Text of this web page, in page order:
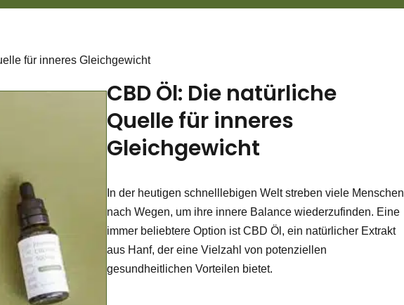
für inneres Gleichgewicht
CBD Öl: Die natürliche
Quelle für inneres
Gleichgewicht
In der heutigen schnelllebigen Welt streben viele Menschen
nach Wegen, um ihre innere Balance wiederzufinden. Eine
immer beliebtere Option ist CBD Öl, ein natürlicher Extrakt
aus Hanf, der eine Vielzahl von potenziellen
gesundheitlichen Vorteilen bietet.